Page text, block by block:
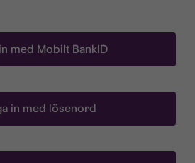
med Mobilt BankID
in med lösenord